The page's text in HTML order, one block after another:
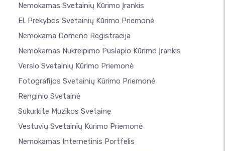
Nemokamas Svetainių Kūrimo Įrankis
El. Prekybos Svetainių Kūrimo Priemonė
Nemokama Domeno Registracija
Nemokamas Nukreipimo Puslapio Kūrimo Įrankis
Verslo Svetainių Kūrimo Priemonė
Fotografijos Svetainių Kūrimo Priemonė
Renginio Svetainė
Sukurkite Muzikos Svetainę
Vestuvių Svetainių Kūrimo Priemonė
Nemokamas Internetinis Portfelis